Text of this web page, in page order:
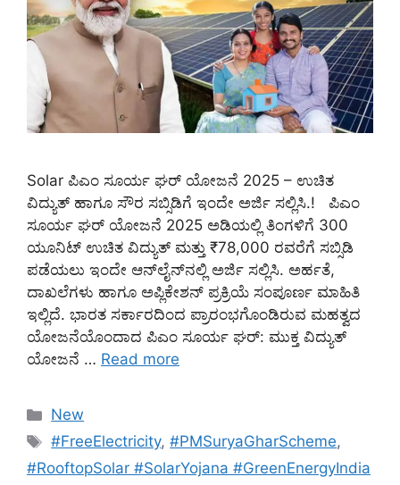
Solar ಪಿಎಂ ಸೂರ್ಯ ಘರ್ ಯೋಜನೆ 2025 – ಉಚಿತ
ವಿದ್ಯುತ್ ಹಾಗೂ ಸೌರ ಸಬ್ಸಿಡಿಗೆ ಇಂದೇ ಅರ್ಜಿ ಸಲ್ಲಿಸಿ.! ಪಿಎಂ
ಸೂರ್ಯ ಘರ್ ಯೋಜನೆ 2025 ಅಡಿಯಲ್ಲಿ ತಿಂಗಳಿಗೆ 300
ಯೂನಿಟ್ ಉಚಿತ ವಿದ್ಯುತ್ ಮತ್ತು ₹78,000 ರವರೆಗೆ ಸಬ್ಸಿಡಿ
ಪಡೆಯಲು ಇಂದೇ ಆನ್‌ಲೈನ್‌ನಲ್ಲಿ ಅರ್ಜಿ ಸಲ್ಲಿಸಿ. ಅರ್ಹತೆ,
ದಾಖಲೆಗಳು ಹಾಗೂ ಅಪ್ಲಿಕೇಶನ್ ಪ್ರಕ್ರಿಯೆ ಸಂಪೂರ್ಣ ಮಾಹಿತಿ
ಇಲ್ಲಿದೆ. ಭಾರತ ಸರ್ಕಾರದಿಂದ ಪ್ರಾರಂಭಗೊಂಡಿರುವ ಮಹತ್ವದ
ಯೋಜನೆಯೊಂದಾದ ಪಿಎಂ ಸೂರ್ಯ ಘರ್: ಮುಕ್ತ ವಿದ್ಯುತ್
ಯೋಜನೆ … Read more
Categories
New
Tags
#FreeElectricity,#PMSuryaGharScheme,
#RooftopSolar #SolarYojana #GreenEnergyIndia